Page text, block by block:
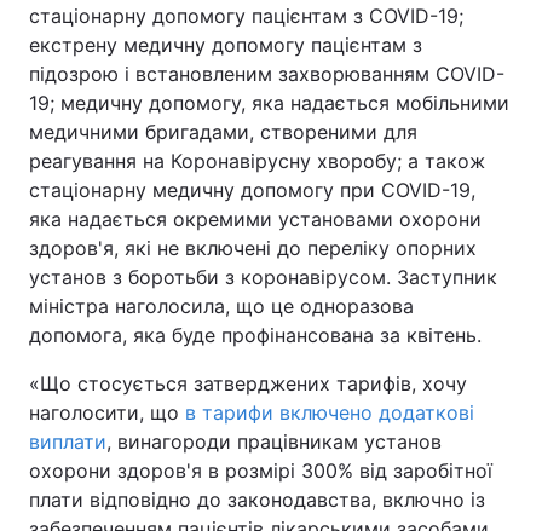
стаціонарну допомогу пацієнтам з COVID-19;
екстрену медичну допомогу пацієнтам з
підозрою і встановленим захворюванням COVID-
19; медичну допомогу, яка надається мобільними
медичними бригадами, створеними для
реагування на Коронавірусну хворобу; а також
стаціонарну медичну допомогу при COVID-19,
яка надається окремими установами охорони
здоров'я, які не включені до переліку опорних
установ з боротьби з коронавірусом. Заступник
міністра наголосила, що це одноразова
допомога, яка буде профінансована за квітень.
«Що стосується затверджених тарифів, хочу
наголосити, що в тарифи включено додаткові
виплати, винагороди працівникам установ
охорони здоров'я в розмірі 300% від заробітної
плати відповідно до законодавства, включно із